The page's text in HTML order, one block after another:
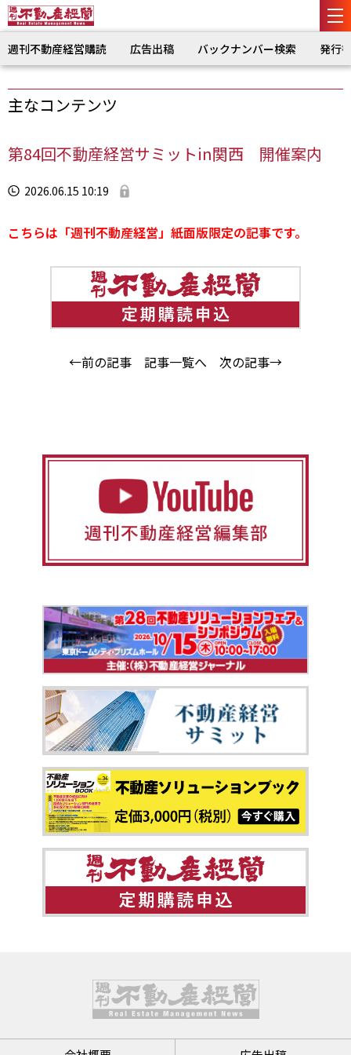
週刊不動産経営購読 広告出稿 バックナンバー検索 発行
主なコンテンツ
第84回不動産経営サミットin関西 開催案内
2026.06.15 10:19
こちらは「週刊不動産経営」紙面版限定の記事です。
←前の記事 記事一覧へ 次の記事→